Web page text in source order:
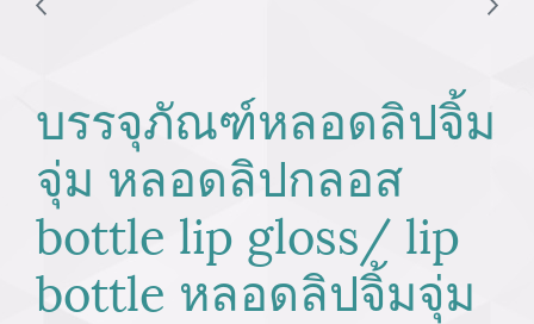
บรรจุภัณฑ์หลอดลิปจิ้ม
จุ่ม หลอดลิปกลอส
bottle lip gloss/ lip
bottle หลอดลิปจิ้มจุ่ม